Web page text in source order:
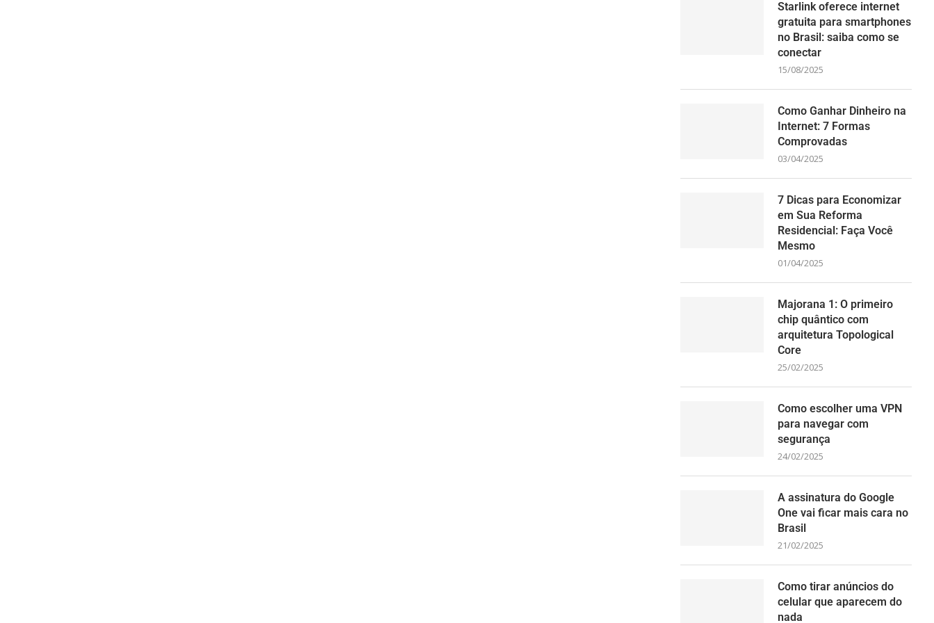
Starlink oferece internet
gratuita para smartphones
no Brasil: saiba como se
conectar
15/08/2025
Como Ganhar Dinheiro na
Internet: 7 Formas
Comprovadas
03/04/2025
7 Dicas para Economizar
em Sua Reforma
Residencial: Faça Você
Mesmo
01/04/2025
Majorana 1: O primeiro
chip quântico com
arquitetura Topological
Core
25/02/2025
Como escolher uma VPN
para navegar com
segurança
24/02/2025
A assinatura do Google
One vai ficar mais cara no
Brasil
21/02/2025
Como tirar anúncios do
celular que aparecem do
nada